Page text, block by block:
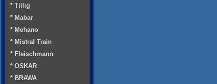
* Tillig
* Mabar
* Mehano
* Mistral Train
* Fleischmann
* OSKAR
* BRAWA